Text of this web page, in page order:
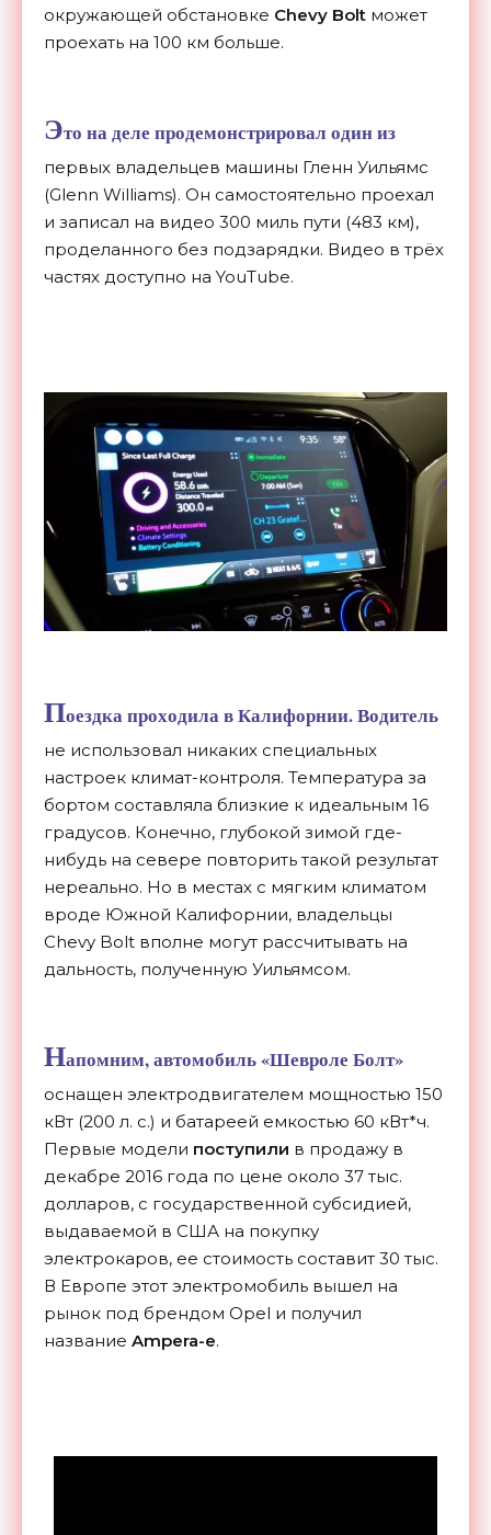
окружающей обстановке Chevy Bolt может
проехать на 100 км больше.
Это на деле продемонстрировал один из
первых владельцев машины Гленн Уильямс
(Glenn Williams). Он самостоятельно проехал
и записал на видео 300 миль пути (483 км),
проделанного без подзарядки. Видео в трёх
частях доступно на YouTube.
Поездка проходила в Калифорнии. Водитель
не использовал никаких специальных
настроек климат-контроля. Температура за
бортом составляла близкие к идеальным 16
градусов. Конечно, глубокой зимой где-
нибудь на севере повторить такой результат
нереально. Но в местах с мягким климатом
вроде Южной Калифорнии, владельцы
Chevy Bolt вполне могут рассчитывать на
дальность, полученную Уильямсом.
Напомним, автомобиль «Шевроле Болт»
оснащен электродвигателем мощностью 150
кВт (200 л. с.) и батареей емкостью 60 кВт*ч.
Первые модели поступили в продажу в
декабре 2016 года по цене около 37 тыс.
долларов, с государственной субсидией,
выдаваемой в США на покупку
электрокаров, ее стоимость составит 30 тыс.
В Европе этот электромобиль вышел на
рынок под брендом Opel и получил
название Ampera-e.